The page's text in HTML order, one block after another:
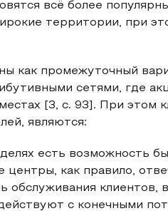
всё более
территории, при
как промежуточный
сетями, где
[3, с. 93]. При этом
являются:
есть возможность
как правило,
обслуживания клиентов,
с конечными